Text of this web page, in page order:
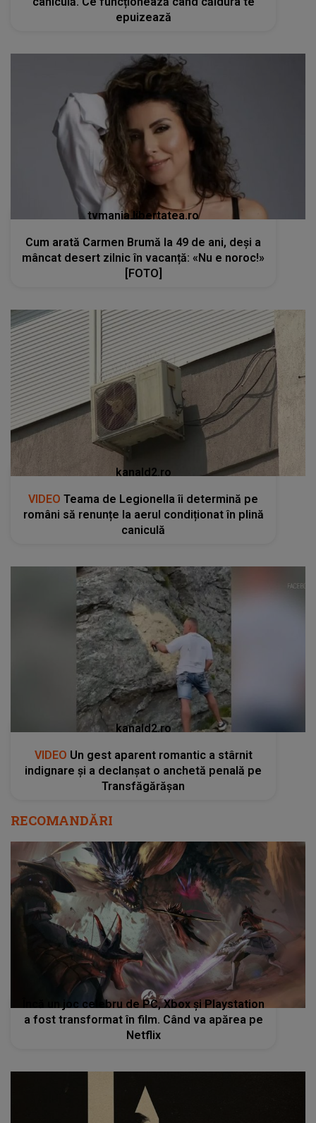
epuizează
tvmania.libertatea.ro
Cum arată Carmen Brumă la 49 de ani, deși a
mâncat desert zilnic în vacanță: «Nu e noroc!»
[FOTO]
kanald2.ro
VIDEO Teama de Legionella îi determină pe
români să renunțe la aerul condiționat în plină
caniculă
kanald2.ro
VIDEO Un gest aparent romantic a stârnit
indignare și a declanșat o anchetă penală pe
Transfăgărășan
RECOMANDĂRI
Încă un joc celebru de PC, Xbox și Playstation
a fost transformat în film. Când va apărea pe
Netflix